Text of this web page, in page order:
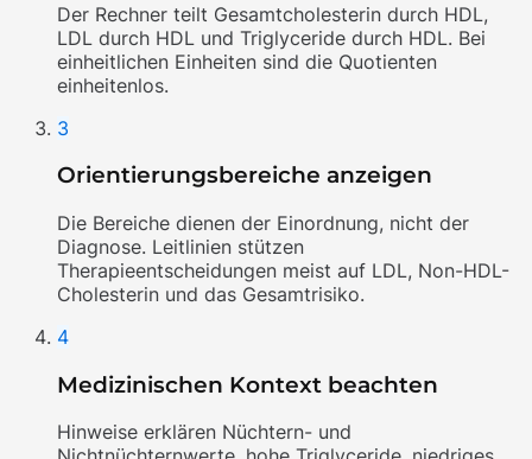
Der Rechner teilt Gesamtcholesterin durch HDL,
LDL durch HDL und Triglyceride durch HDL. Bei
einheitlichen Einheiten sind die Quotienten
einheitenlos.
3
Orientierungsbereiche anzeigen
Die Bereiche dienen der Einordnung, nicht der
Diagnose. Leitlinien stützen
Therapieentscheidungen meist auf LDL, Non-HDL-
Cholesterin und das Gesamtrisiko.
4
Medizinischen Kontext beachten
Hinweise erklären Nüchtern- und